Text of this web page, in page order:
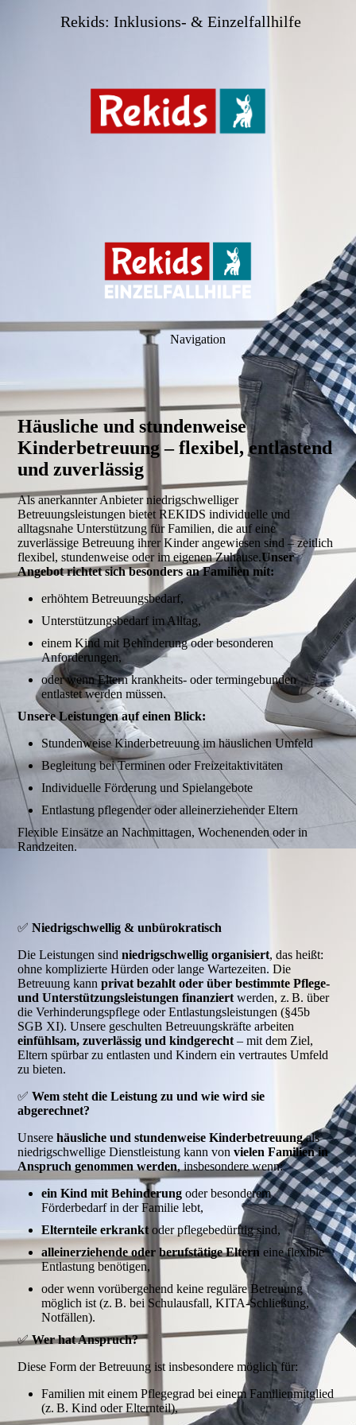
Rekids: Inklusions- & Einzelfallhilfe
Navigation
Häusliche und stundenweise
Kinderbetreuung – flexibel, entlastend
und zuverlässig
Als anerkannter Anbieter niedrigschwelliger
Betreuungsleistungen bietet REKIDS individuelle und
alltagsnahe Unterstützung für Familien, die auf eine
zuverlässige Betreuung ihrer Kinder angewiesen sind – zeitlich
flexibel, stundenweise oder im eigenen Zuhause.Unser
Angebot richtet sich besonders an Familien mit:
erhöhtem Betreuungsbedarf,
Unterstützungsbedarf im Alltag,
einem Kind mit Behinderung oder besonderen
Anforderungen,
oder wenn Eltern krankheits- oder termingebunden
entlastet werden müssen.
Unsere Leistungen auf einen Blick:
Stundenweise Kinderbetreuungim häuslichen Umfeld
Begleitung bei Terminen oder Freizeitaktivitäten
Individuelle Förderungund Spielangebote
Entlastung pflegender oder alleinerziehender Eltern
Flexible Einsätze an Nachmittagen, Wochenenden oder in
Randzeiten.
✅Niedrigschwellig & unbürokratisch
Die Leistungen sindniedrigschwellig organisiert, das heißt:
ohne komplizierte Hürden oder lange Wartezeiten. Die
Betreuung kannprivat bezahlt oder über bestimmte Pflege-
und Unterstützungsleistungen finanziert werden, z. B. über
die Verhinderungspflege oder Entlastungsleistungen (§45b
SGB XI). Unsere geschulten Betreuungskräfte arbeiten
einfühlsam, zuverlässig und kindgerecht – mit dem Ziel,
Eltern spürbar zu entlasten und Kindern ein vertrautes Umfeld
zu bieten.
✅Wem steht die Leistung zu und wie wird sie
abgerechnet?
Unserehäusliche und stundenweise Kinderbetreuungals
niedrigschwellige Dienstleistung kann vonvielen Familien in
Anspruch genommen werden, insbesondere wenn:
ein Kind mit Behinderung oder besonderem
Förderbedarf in der Familie lebt,
Elternteile erkrankt oder pflegebedürftig sind,
alleinerziehende oder berufstätige Eltern eine flexible
Entlastung benötigen,
oder wenn vorübergehend keine reguläre Betreuung
möglich ist (z. B. bei Schulausfall, KITA-Schließung,
Notfällen).
✅Wer hat Anspruch?
Diese Form der Betreuung ist insbesondere möglich für:
Familien mit einem Pflegegrad bei einem Familienmitglied
(z. B. Kind oder Elternteil),